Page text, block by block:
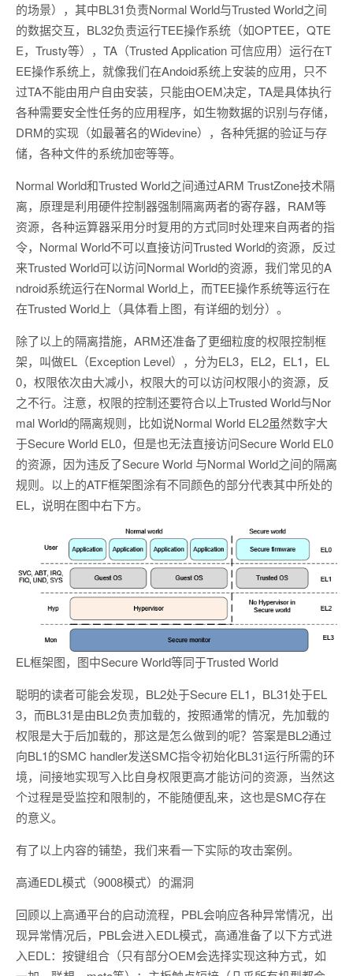
的场景），其中BL31负责Normal World与Trusted World之间
的数据交互，BL32负责运行TEE操作系统（如OPTEE，QTE
E，Trusty等），TA（Trusted Application 可信应用）运行在T
EE操作系统上，就像我们在Andoid系统上安装的应用，只不
过TA不能由用户自由安装，只能由OEM决定，TA是具体执行
各种需要安全性任务的应用程序，如生物数据的识别与存储，
DRM的实现（如最著名的Widevine），各种凭据的验证与存
储，各种文件的系统加密等等。
Normal World和Trusted World之间通过ARM TrustZone技术隔
离，原理是利用硬件控制器强制隔离两者的寄存器，RAM等
资源，各种运算器采用分时复用的方式同时处理来自两者的指
令，Normal World不可以直接访问Trusted World的资源，反过
来Trusted World可以访问Normal World的资源，我们常见的A
ndroid系统运行在Normal World上，而TEE操作系统等运行在
在Trusted World上（具体看上图，有详细的划分）。
除了以上的隔离措施，ARM还准备了更细粒度的权限控制框
架，叫做EL（Exception Level），分为EL3，EL2，EL1，EL
0，权限依次由大减小，权限大的可以访问权限小的资源，反
之不行。注意，权限的控制还要符合以上Trusted World与Nor
mal World的隔离规则，比如说Normal World EL2虽然数字大
于Secure World EL0，但是也无法直接访问Secure World EL0
的资源，因为违反了Secure World 与Normal World之间的隔离
规则。以上的ATF框架图涂有不同颜色的部分代表其中所处的
EL，说明在图中右下方。
EL框架图，图中Secure World等同于Trusted World
聪明的读者可能会发现，BL2处于Secure EL1，BL31处于EL
3，而BL31是由BL2负责加载的，按照通常的情况，先加载的
权限是大于后加载的，那这是怎么做到的呢？答案是BL2通过
向BL1的SMC handler发送SMC指令初始化BL31运行所需的环
境，间接地实现写入比自身权限更高才能访问的资源，当然这
个过程是受监控和限制的，不能随便乱来，这也是SMC存在
的意义。
有了以上内容的铺垫，我们来看一下实际的攻击案例。
高通EDL模式（9008模式）的漏洞
回顾以上高通平台的启动流程，PBL会响应各种异常情况，出
现异常情况后，PBL会进入EDL模式，高通准备了以下方式进
入EDL：按键组合（只有部分OEM会选择实现这种方式，如